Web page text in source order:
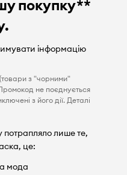
покупку**
інформацію
з "чорними"
не поєднується
з його дії. Деталі
лише те,
це:
мода